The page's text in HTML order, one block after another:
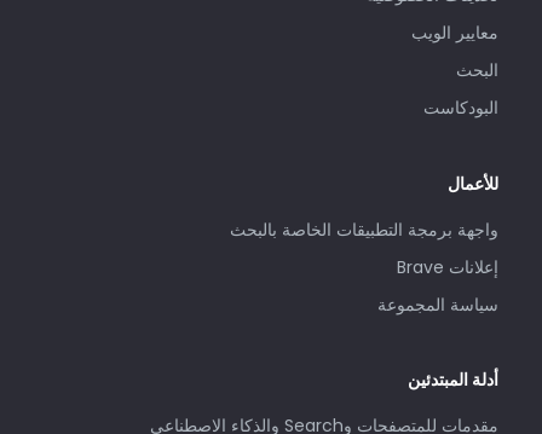
معايير الويب
البحث
البودكاست
للأعمال
واجهة برمجة التطبيقات الخاصة بالبحث
إعلانات Brave
سياسة المجموعة
أدلة المبتدئين
مقدمات للمتصفحات وSearch والذكاء الاصطناعي